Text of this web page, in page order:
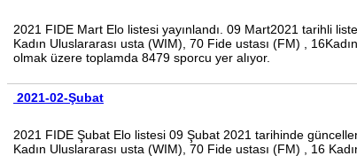
2021 FIDE Mart Elo listesi yayınlandı. 09 Mart2021 tarihli
Kadın Uluslararası usta (WIM), 70 Fide ustası (FM) ,
olmak üzere toplamda 8479 sporcu yer alıyor.
2021-02-Şubat
2021 FIDE Şubat Elo listesi 09 Şubat 2021 tarihinde
Kadın Uluslararası usta (WIM), 70 Fide ustası (FM) , 16